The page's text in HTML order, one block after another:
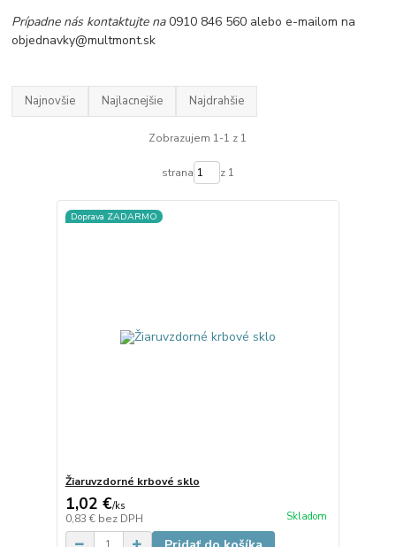
Prípadne nás kontaktujte na0910 846 560 alebo e-mailom na
objednavky@multmont.sk
Najnovšie Najlacnejšie Najdrahšie
Zobrazujem 1-1 z 1
strana z 1
Doprava ZADARMO
Žiaruvzdorné krbové sklo
1,02 €/ks
0,83 € bez DPH Skladom